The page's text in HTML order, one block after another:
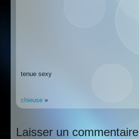
tenue sexy
chieuse »
Laisser un commentaire